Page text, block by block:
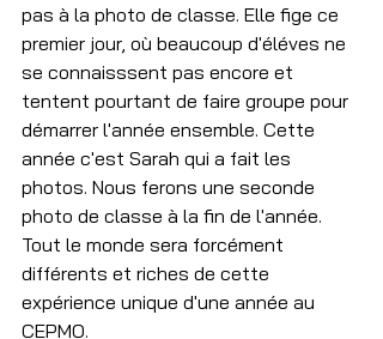
pas à la photo de classe. Elle fige ce
premier jour, où beaucoup d'éléves ne
se connaisssent pas encore et
tentent pourtant de faire groupe pour
démarrer l'année ensemble. Cette
année c'est Sarah qui a fait les
photos. Nous ferons une seconde
photo de classe à la fin de l'année.
Tout le monde sera forcément
différents et riches de cette
expérience unique d'une année au
CEPMO.